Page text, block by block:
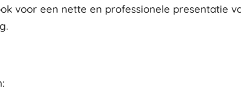
voor een nette en professionele presentatie